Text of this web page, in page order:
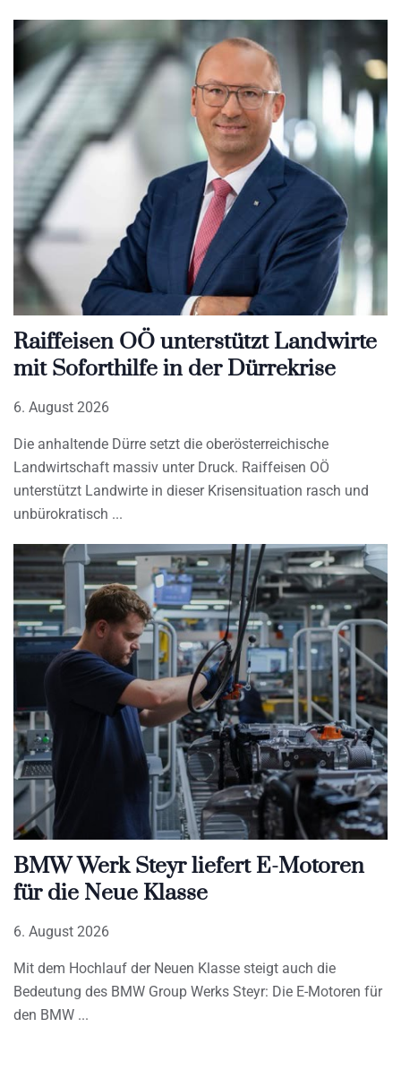
Raiffeisen OÖ unterstützt Landwirte
mit Soforthilfe in der Dürrekrise
6. August 2026
Die anhaltende Dürre setzt die oberösterreichische
Landwirtschaft massiv unter Druck. Raiffeisen OÖ
unterstützt Landwirte in dieser Krisensituation rasch und
unbürokratisch
BMW Werk Steyr liefert E-Motoren
für die Neue Klasse
6. August 2026
Mit dem Hochlauf der Neuen Klasse steigt auch die
Bedeutung des BMW Group Werks Steyr: Die E-Motoren für
den BMW